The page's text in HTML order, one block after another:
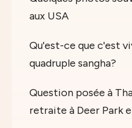
aux USA
Qu'est-ce que c'est
quadruple sangha?
Question posée à
retraite à Deer Park